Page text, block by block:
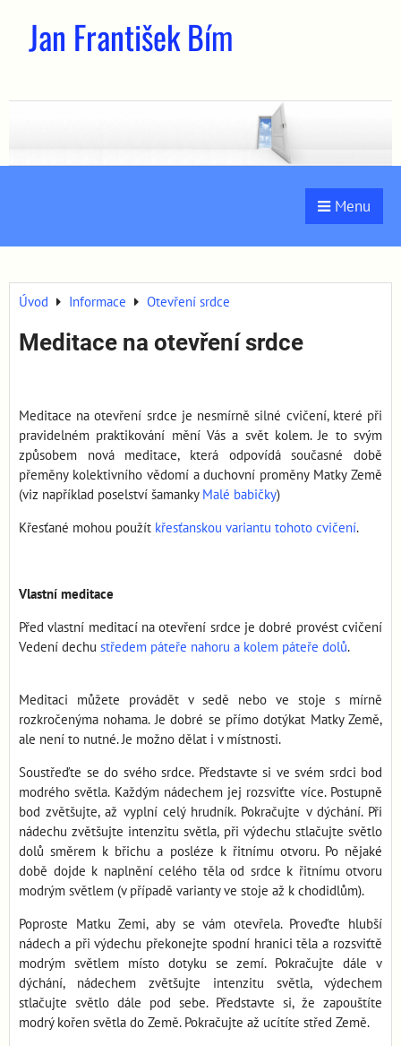
Jan František Bím
Menu
Úvod Informace Otevření srdce
Meditace na otevření srdce
Meditace na otevření srdce je nesmírně silné cvičení, které při
pravidelném praktikování mění Vás a svět kolem. Je to svým
způsobem nová meditace, která odpovídá současné době
přeměny kolektivního vědomí a duchovní proměny Matky Země
(viz například poselství šamanky Malé babičky)
Křesťané mohou použít křesťanskou variantu tohoto cvičení.
Vlastní meditace
Před vlastní meditací na otevření srdce je dobré provést cvičení
Vedení dechu středem páteře nahoru a kolem páteře dolů.
Meditaci můžete provádět v sedě nebo ve stoje s mírně
rozkročenýma nohama. Je dobré se přímo dotýkat Matky Země,
ale není to nutné. Je možno dělat i v místnosti.
Soustřeďte se do svého srdce. Představte si ve svém srdci bod
modrého světla. Každým nádechem jej rozsviťte více. Postupně
bod zvětšujte, až vyplní celý hrudník. Pokračujte v dýchání. Při
nádechu zvětšujte intenzitu světla, při výdechu stlačujte světlo
dolů směrem k břichu a posléze k řitnímu otvoru. Po nějaké
době dojde k naplnění celého těla od srdce k řitnímu otvoru
modrým světlem (v případě varianty ve stoje až k chodidlům).
Poproste Matku Zemi, aby se vám otevřela. Proveďte hlubší
nádech a při výdechu překonejte spodní hranici těla a rozsviťtě
modrým světlem místo dotyku se zemí. Pokračujte dále v
dýchání, nádechem zvětšujte intenzitu světla, výdechem
stlačujte světlo dále pod sebe. Představte si, že zapouštíte
modrý kořen světla do Země. Pokračujte až ucítíte střed Země.